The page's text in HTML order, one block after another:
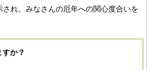
れ、みなさんの厄年への関心度合いを
か？